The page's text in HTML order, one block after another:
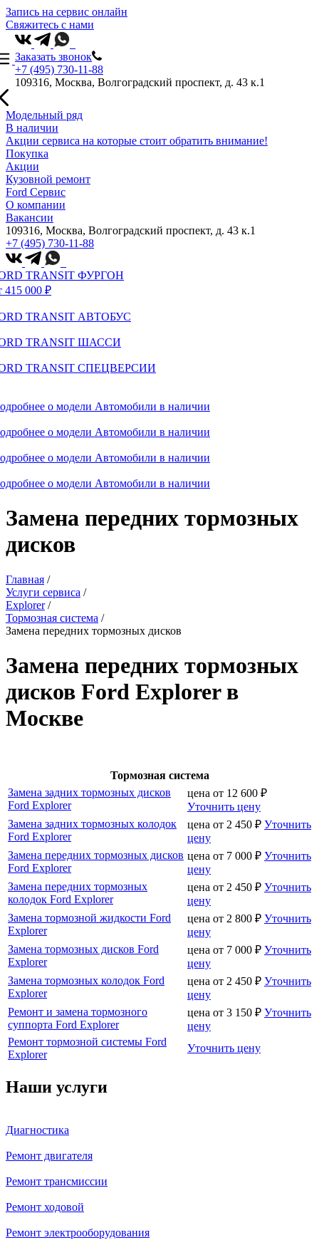
Запись на сервис онлайн
Свяжитесь с нами
Заказать звонок
+7 (495) 730-11-88
109316, Москва, Волгоградский проспект, д. 43 к.1
Модельный ряд
В наличии
Акции сервиса на которые стоит обратить внимание!
Покупка
Акции
Кузовной ремонт
Ford Сервис
О компании
Вакансии
109316, Москва, Волгоградский проспект, д. 43 к.1
+7 (495) 730-11-88
TRANSIT ФУРГОН
415 000 ₽
TRANSIT АВТОБУС
TRANSIT ШАССИ
TRANSIT СПЕЦВЕРСИИ
о модели Автомобили в наличии
о модели Автомобили в наличии
о модели Автомобили в наличии
о модели Автомобили в наличии
Замена передних тормозных
дисков
Главная /
Услуги сервиса /
Explorer/
Тормозная система /
Замена передних тормозных дисков
Замена передних тормозных
дисков Ford Explorer в
Москве
Тормозная система
Замена задних тормозных дисков
Ford Explorer
цена от 12 600 ₽
Уточнить цену
Замена задних тормозных колодок
Ford Explorer
цена от 2 450 ₽ Уточнить
цену
Замена передних тормозных дисков
Ford Explorer
цена от 7 000 ₽ Уточнить
цену
Замена передних тормозных
колодок Ford Explorer
цена от 2 450 ₽ Уточнить
цену
Замена тормозной жидкости Ford
Explorer
цена от 2 800 ₽ Уточнить
цену
Замена тормозных дисков Ford
Explorer
цена от 7 000 ₽ Уточнить
цену
Замена тормозных колодок Ford
Explorer
цена от 2 450 ₽ Уточнить
цену
Ремонт и замена тормозного
суппорта Ford Explorer
цена от 3 150 ₽ Уточнить
цену
Ремонт тормозной системы Ford
Explorer
Уточнить цену
Наши услуги
Диагностика
Ремонт двигателя
Ремонт трансмиссии
Ремонт ходовой
Ремонт электрооборудования